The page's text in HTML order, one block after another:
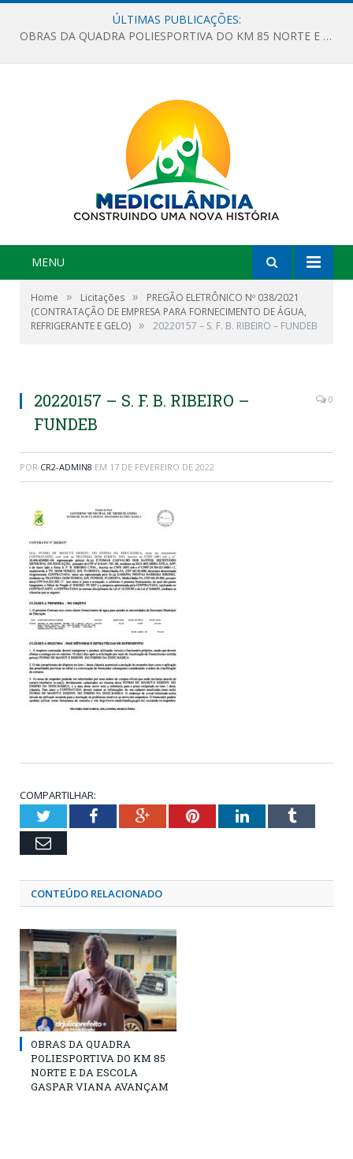
ÚLTIMAS PUBLICAÇÕES:
OBRAS DA QUADRA POLIESPORTIVA DO KM 85 NORTE E DA ESCOLA GASPAR VIANA AVANÇAM
MENU
Home » Licitações »
PREGÃO ELETRÔNICO Nº 038/2021
(CONTRATAÇÃO DE EMPRESA PARA FORNECIMENTO DE ÁGUA,
REFRIGERANTE E GELO) » 20220157 – S. F. B. RIBEIRO – FUNDEB
20220157 – S. F. B. RIBEIRO –
FUNDEB
0
POR CR2-ADMIN8 EM 17 DE FEVEREIRO DE 2022
COMPARTILHAR:
TwitterFacebookGoogle+PinterestLinkedInTumblr
Email
CONTEÚDO RELACIONADO
OBRAS DA QUADRA
POLIESPORTIVA DO KM 85
NORTE E DA ESCOLA
GASPAR VIANA AVANÇAM